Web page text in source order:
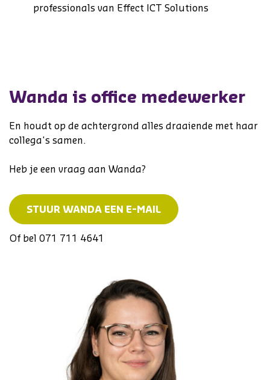
professionals van Effect ICT Solutions
Wanda is office medewerker
En houdt op de achtergrond alles draaiende met haar
collega's samen.
Heb je een vraag aan Wanda?
STUUR WANDA EEN E-MAIL
Of bel 071 711 4641